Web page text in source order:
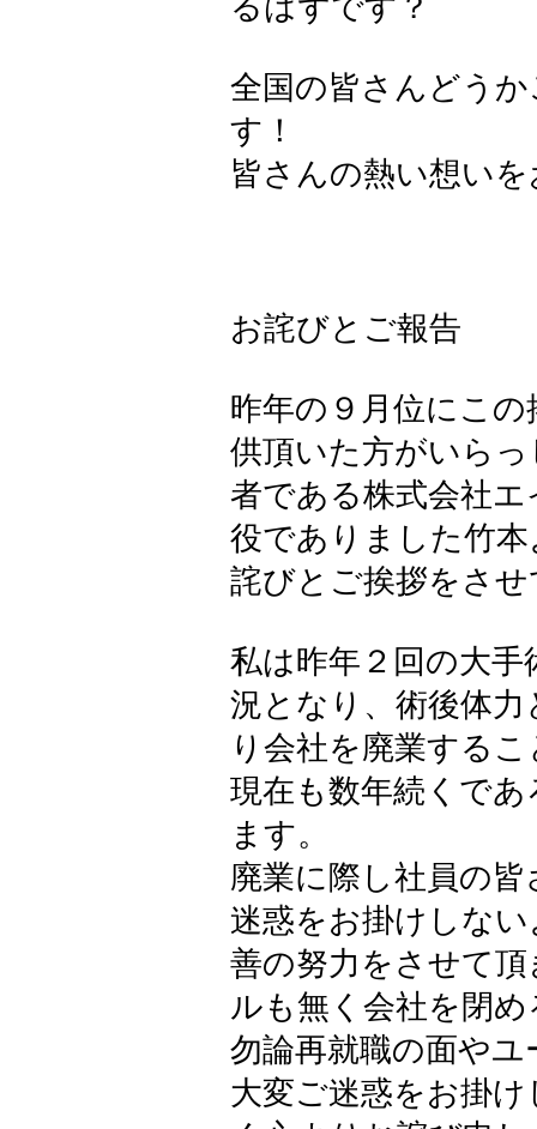
るはずです？
全国の皆さんどう
す！
皆さんの熱い想い
お詫びとご報告
昨年の９月位にこ
供頂いた方がいら
者である株式会社
役でありました竹
詫びとご挨拶をさ
私は昨年２回の大
況となり、術後体
り会社を廃業する
現在も数年続くで
ます。
廃業に際し社員の
迷惑をお掛けしな
善の努力をさせて
ルも無く会社を閉
勿論再就職の面や
大変ご迷惑をお掛